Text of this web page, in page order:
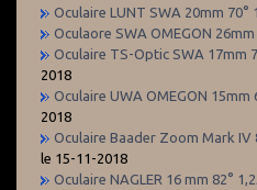
Oculaire LUNT SWA 20mm 70°
Oculaore SWA OMEGON
Oculaire TS-Optic SWA 17mm
2018
Oculaire UWA OMEGON 15mm
2018
Oculaire Baader Zoom Mark
le 15-11-2018
Oculaire NAGLER 16 mm 82°